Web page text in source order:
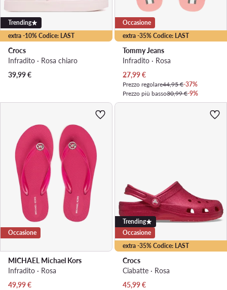
extra -10% Codice: LAST
Trending
Crocs
Infradito · Rosa chiaro
39,99€
extra -35% Codice: LAST
Occasione
Tommy Jeans
Infradito · Rosa
Prezzo attuale
27,99€
Prezzo regolare44,95 €-37%
Prezzo più basso30,99 €-9%
Occasione
MICHAEL Michael Kors
Infradito · Rosa
Prezzo attuale
49,99€
extra -35% Codice: LAST
Trending
Occasione
Crocs
Ciabatte · Rosa
Prezzo attuale
45,99€